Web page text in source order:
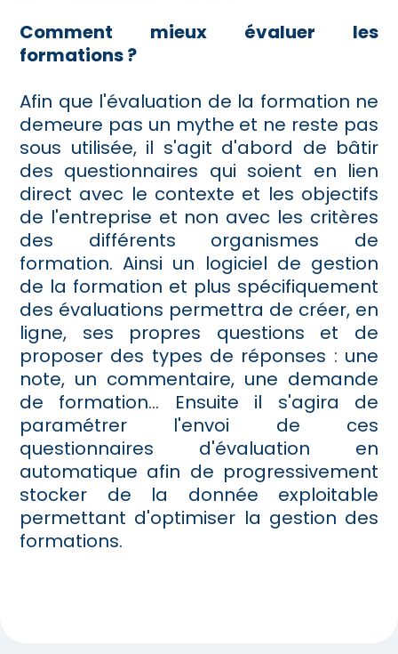
Comment mieux évaluer les
formations ?
Afin que l'évaluation de la formation ne
demeure pas un mythe et ne reste pas
sous utilisée, il s'agit d'abord de bâtir
des questionnaires qui soient en lien
direct avec le contexte et les objectifs
de l'entreprise et non avec les critères
des différents organismes de
formation. Ainsi un logiciel de gestion
de la formation et plus spécifiquement
des évaluations permettra de créer, en
ligne, ses propres questions et de
proposer des types de réponses : une
note, un commentaire, une demande
de formation... Ensuite il s'agira de
paramétrer l'envoi de ces
questionnaires d'évaluation en
automatique afin de progressivement
stocker de la donnée exploitable
permettant d'optimiser la gestion des
formations.